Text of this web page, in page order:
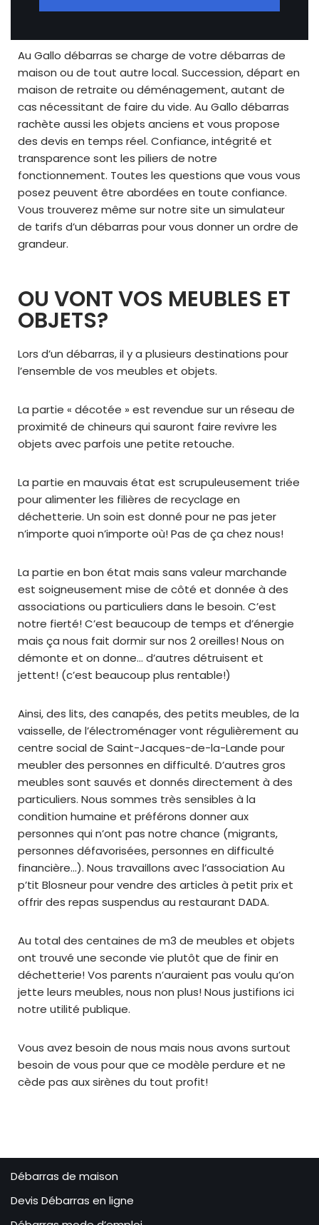
Au Gallo débarras se charge de votre débarras de
maison ou de tout autre local. Succession, départ en
maison de retraite ou déménagement, autant de
cas nécessitant de faire du vide. Au Gallo débarras
rachète aussi les objets anciens et vous propose
des devis en temps réel. Confiance, intégrité et
transparence sont les piliers de notre
fonctionnement. Toutes les questions que vous vous
posez peuvent être abordées en toute confiance.
Vous trouverez même sur notre site un simulateur
de tarifs d’un débarras pour vous donner un ordre de
grandeur.
OU VONT VOS MEUBLES ET
OBJETS?
Lors d’un débarras, il y a plusieurs destinations pour
l’ensemble de vos meubles et objets.
La partie « décotée » est revendue sur un réseau de
proximité de chineurs qui sauront faire revivre les
objets avec parfois une petite retouche.
La partie en mauvais état est scrupuleusement triée
pour alimenter les filières de recyclage en
déchetterie. Un soin est donné pour ne pas jeter
n’importe quoi n’importe où! Pas de ça chez nous!
La partie en bon état mais sans valeur marchande
est soigneusement mise de côté et donnée à des
associations ou particuliers dans le besoin. C’est
notre fierté! C’est beaucoup de temps et d’énergie
mais ça nous fait dormir sur nos 2 oreilles! Nous on
démonte et on donne… d’autres détruisent et
jettent! (c’est beaucoup plus rentable!)
Ainsi, des lits, des canapés, des petits meubles, de la
vaisselle, de l’électroménager vont régulièrement au
centre social de Saint-Jacques-de-la-Lande pour
meubler des personnes en difficulté. D’autres gros
meubles sont sauvés et donnés directement à des
particuliers. Nous sommes très sensibles à la
condition humaine et préférons donner aux
personnes qui n’ont pas notre chance (migrants,
personnes défavorisées, personnes en difficulté
financière…). Nous travaillons avec l’association Au
p’tit Blosneur pour vendre des articles à petit prix et
offrir des repas suspendus au restaurant DADA.
Au total des centaines de m3 de meubles et objets
ont trouvé une seconde vie plutôt que de finir en
déchetterie! Vos parents n’auraient pas voulu qu’on
jette leurs meubles, nous non plus! Nous justifions ici
notre utilité publique.
Vous avez besoin de nous mais nous avons surtout
besoin de vous pour que ce modèle perdure et ne
cède pas aux sirènes du tout profit!
Débarras de maison
Devis Débarras en ligne